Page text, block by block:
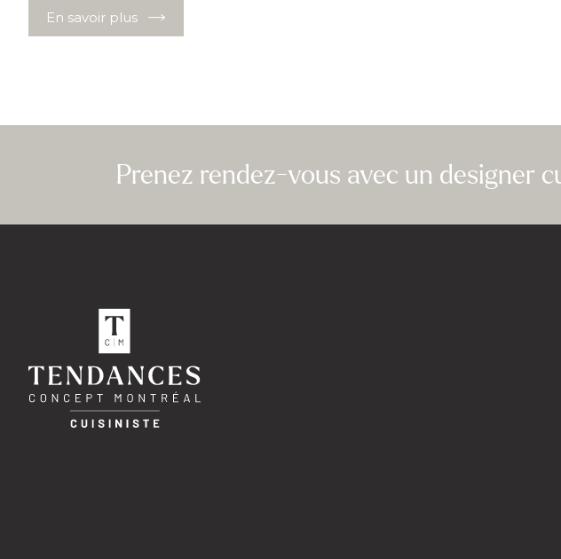
En savoir plus
Prenez rendez-vous avec un designer